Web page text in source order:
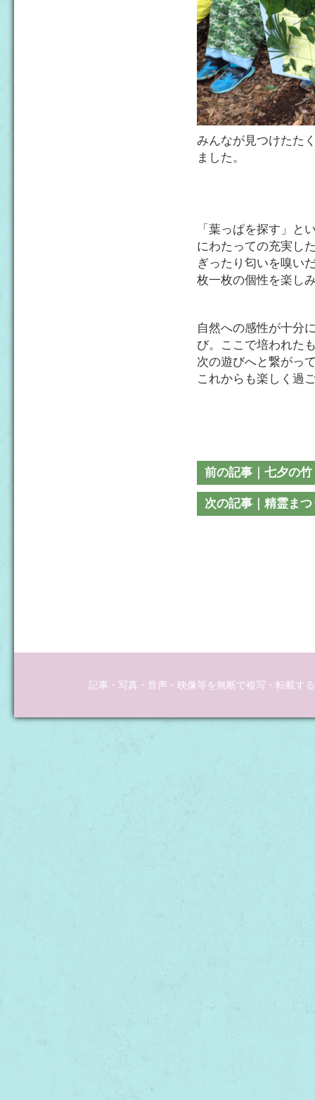
みんなが見つけたた
ました。
「葉っぱを探す」と
にわたっての充実し
ぎったり匂いを嗅い
枚一枚の個性を楽し
自然への感性が十分
び。ここで培われた
次の遊びへと繋がっ
これからも楽しく過
前の記事｜七夕の竹
次の記事｜精霊まつ
記事・写真・音声・映像等を無断で複写・転載